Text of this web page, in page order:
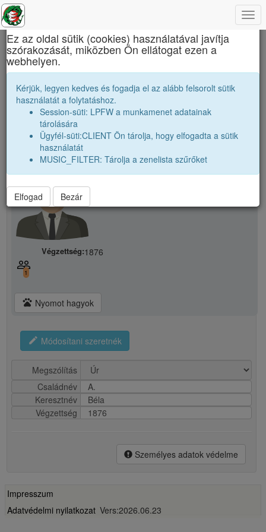
Báthory István Elméleti Líceum
A. Béla
A. Béla
Végzettség:1876
people_outline
1
pets Nyomot hagyok
edit Módosítani szeretnék
Megszólítás
Családnév
A.
Keresztnév
Béla
Végzettség
1876
Személyes adatok védelme
Impresszum
Adatvédelmi nyilatkozat Vers:2026.06.23
×
Ez az oldal sütik (cookies) használatával javítja
szórakozását, miközben Ön ellátogat ezen a
webhelyen.
Kérjük, legyen kedves és fogadja el az alább felsorolt sütik
használatát a folytatáshoz.
Session-süti: LPFW a munkamenet adatainak
tárolására
Ügyfél-süti:CLIENT Ön tárolja, hogy elfogadta a sütik
használatát
MUSIC_FILTER: Tárolja a zenelista szűrőket
Elfogad Bezár